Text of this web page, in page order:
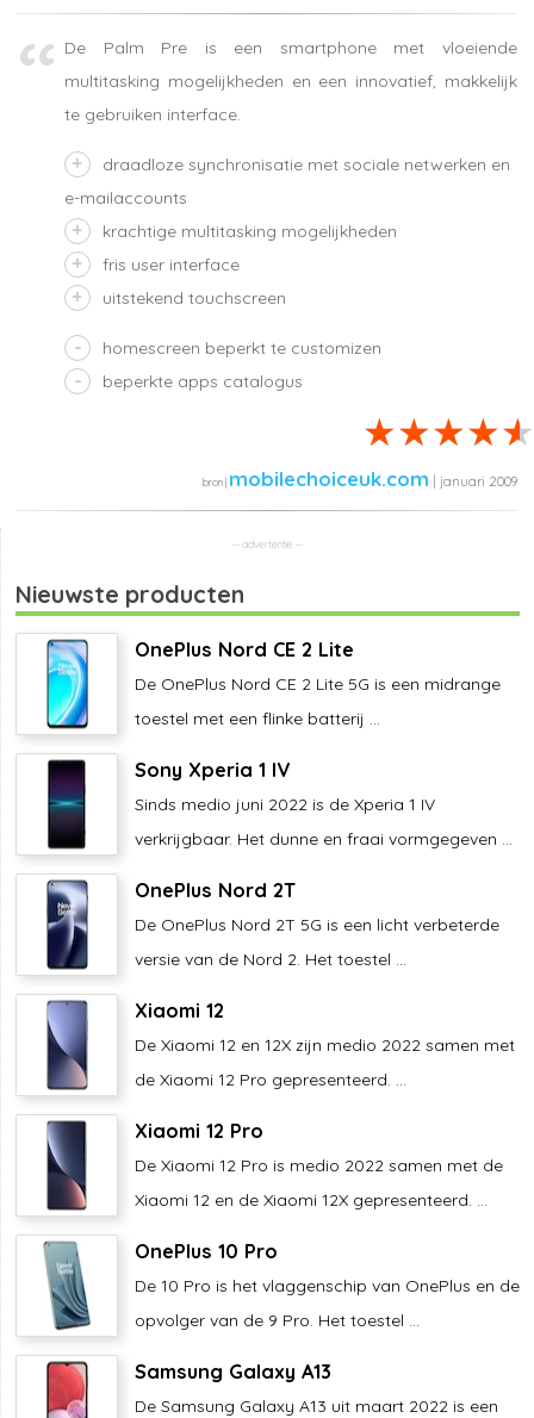
De Palm Pre is een smartphone met vloeiende
multitasking mogelijkheden en een innovatief, makkelijk
te gebruiken interface.
draadloze synchronisatie met sociale netwerken en
e-mailaccounts
krachtige multitasking mogelijkheden
fris user interface
uitstekend touchscreen
homescreen beperkt te customizen
beperkte apps catalogus
mobilechoiceuk.com | januari 2009
Nieuwste producten
OnePlus Nord CE 2 Lite
De OnePlus Nord CE 2 Lite 5G is een midrange
toestel met een flinke batterij ...
Sony Xperia 1 IV
Sinds medio juni 2022 is de Xperia 1 IV
verkrijgbaar. Het dunne en fraai vormgegeven ...
OnePlus Nord 2T
De OnePlus Nord 2T 5G is een licht verbeterde
versie van de Nord 2. Het toestel ...
Xiaomi 12
De Xiaomi 12 en 12X zijn medio 2022 samen met
de Xiaomi 12 Pro gepresenteerd. ...
Xiaomi 12 Pro
De Xiaomi 12 Pro is medio 2022 samen met de
Xiaomi 12 en de Xiaomi 12X gepresenteerd. ...
OnePlus 10 Pro
De 10 Pro is het vlaggenschip van OnePlus en de
opvolger van de 9 Pro. Het toestel ...
Samsung Galaxy A13
De Samsung Galaxy A13 uit maart 2022 is een